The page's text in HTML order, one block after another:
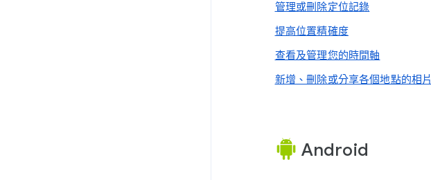
管理或刪除定位記錄
提高位置精確度
查看及管理您的時間軸
新增、刪除或分享各個地點的相片
Android